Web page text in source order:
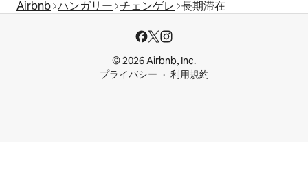
Airbnb ハンガリー チェンゲレ 長期滞在
© 2026 Airbnb, Inc.
プライバシー
利用規約